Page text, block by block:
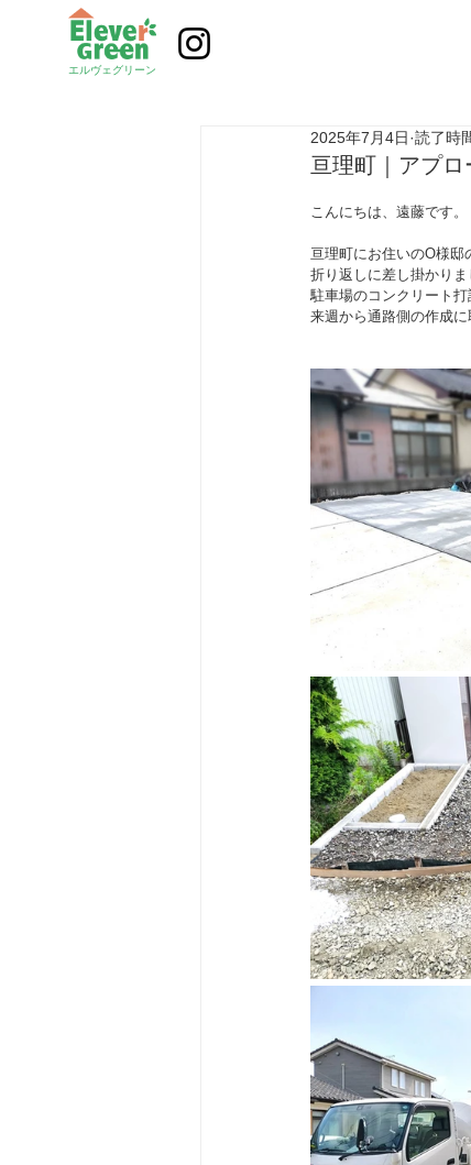
エルヴェグリーン
亘理町｜アプ
2025年7月4日 読了時
こんにちは、遠藤です。
亘理町にお住いのO様邸
折り返しに差し掛かりま
駐車場のコンクリート打
来週から通路側の作成に